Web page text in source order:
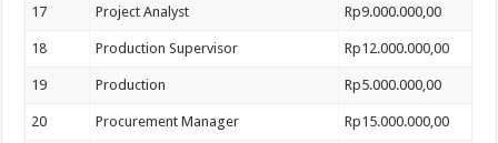
17 Project Analyst Rp9.000.000,00
18 Production Supervisor Rp12.000.000,00
19 Production Rp5.000.000,00
20 Procurement Manager Rp15.000.000,00